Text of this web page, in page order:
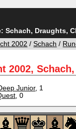
Schach, Draughts,
2002 /Schach /
2002,
Junior, 1
, 0